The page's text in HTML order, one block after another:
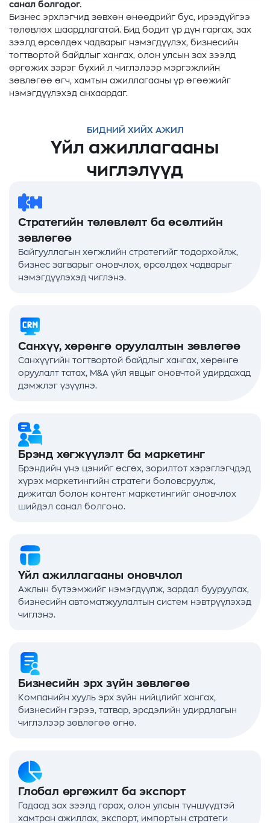
санал болгодог.
Бизнес эрхлэгчид зөвхөн өнөөдрийг бус, ирээдүйгээ
төлөвлөх шаардлагатай. Бид бодит үр дүн гаргах, зах
зээлд өрсөлдөх чадварыг нэмэгдүүлэх, бизнесийн
тогтвортой байдлыг хангах, олон улсын зах зээлд
өргөжих зэрэг бүхий л чиглэлээр мэргэжлийн
зөвлөгөө өгч, хамтын ажиллагааны үр өгөөжийг
нэмэгдүүлэхэд анхаардаг.
БИДНИЙ ХИЙХ АЖИЛ
Үйл ажиллагааны
чиглэлүүд
Стратегийн төлөвлөлт ба өсөлтийн
зөвлөгөө
Байгууллагын хөгжлийн стратегийг тодорхойлж,
бизнес загварыг оновчлох, өрсөлдөх чадварыг
нэмэгдүүлэхэд чиглэнэ.
Санхүү, хөрөнгө оруулалтын зөвлөгөө
Санхүүгийн тогтвортой байдлыг хангах, хөрөнгө
оруулалт татах, M&A үйл явцыг оновчтой удирдахад
дэмжлэг үзүүлнэ.
Брэнд хөгжүүлэлт ба маркетинг
Брэндийн үнэ цэнийг өсгөх, зорилтот хэрэглэгчдэд
хүрэх маркетингийн стратеги боловсруулж,
дижитал болон контент маркетингийг оновчлох
шийдэл санал болгоно.
Үйл ажиллагааны оновчлол
Ажлын бүтээмжийг нэмэгдүүлж, зардал бууруулах,
бизнесийн автоматжуулалтын систем нэвтрүүлэхэд
чиглэнэ.
Бизнесийн эрх зүйн зөвлөгөө
Компанийн хууль эрх зүйн нийцлийг хангах,
бизнесийн гэрээ, татвар, эрсдэлийн удирдлагын
чиглэлээр зөвлөгөө өгнө.
Глобал өргөжилт ба экспорт
Гадаад зах зээлд гарах, олон улсын түншүүдтэй
хамтран ажиллах, экспорт, импортын стратеги